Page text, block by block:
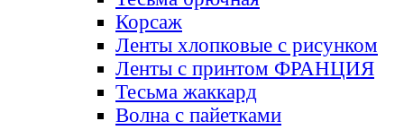
Корсаж
Ленты хлопковые с рисунком
Ленты с принтом ФРАНЦИЯ
Тесьма жаккард
Волна с пайетками